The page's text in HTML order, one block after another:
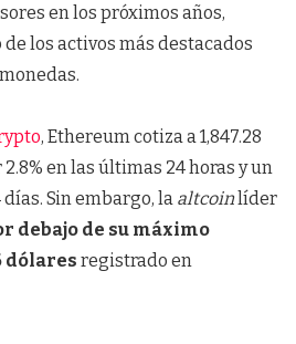
en los próximos años,
los activos más destacados
, Ethereum cotiza a 1,847.28
en las últimas 24 horas y un
días. Sin embargo, la altcoinlíder
debajo de su máximo
dólares registrado en